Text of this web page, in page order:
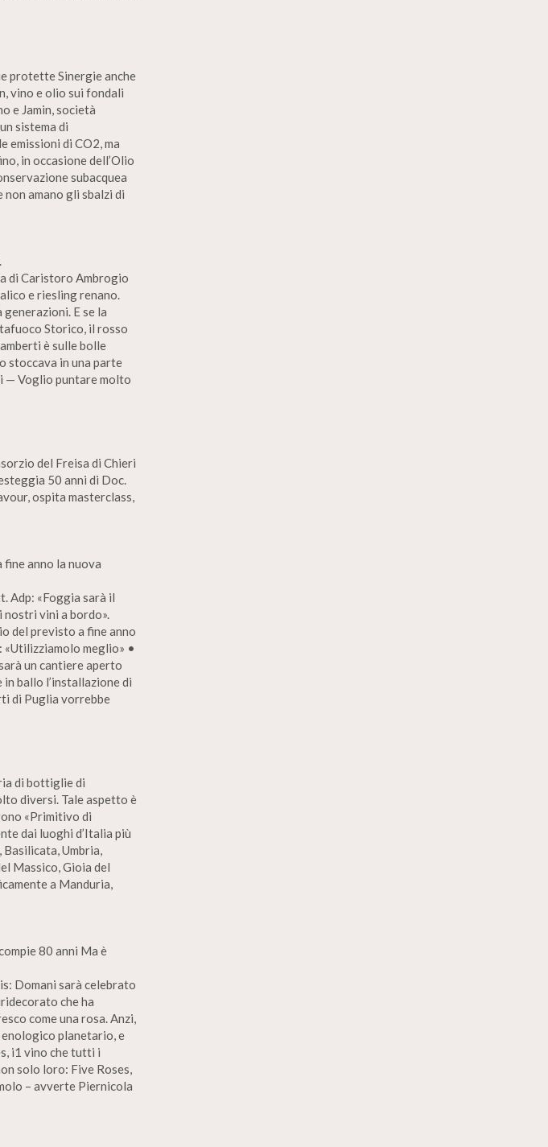
protette Sinergie anche
vino e olio sui fondali
e Jamin, società
sistema di
emissioni di CO2, ma
in occasione dell’Olio
subacquea
amano gli sbalzi di
di Caristoro Ambrogio
e riesling renano.
E se la
Storico, il rosso
è sulle bolle
stoccava in una parte
— Voglio puntare molto
del Freisa di Chieri
50 anni di Doc.
ospita masterclass,
anno la nuova
Adp: «Foggia sarà il
nostri vini a bordo».
del previsto a fine anno
«Utilizziamolo meglio» •
un cantiere aperto
ballo l’installazione di
di Puglia vorrebbe
di bottiglie di
diversi. Tale aspetto è
«Primitivo di
dai luoghi d’Italia più
Umbria,
Massico, Gioia del
a Manduria,
80 anni Ma è
Domani sarà celebrato
che ha
come una rosa. Anzi,
enologico planetario, e
i1 vino che tutti i
solo loro: Five Roses,
– avverte Piernicola